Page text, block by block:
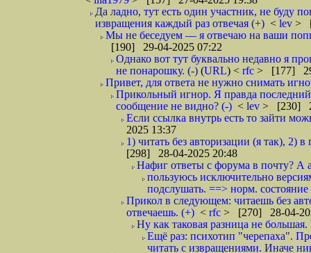
Да ладно, тут есть один участник, не буду
извращения каждый раз отвечая (+) < lev >
Мы не беседуем — я отвечаю на ваши
[190] 29-04-2025 07:22
Однако вот тут буквально недавно я
не понарошку. (-) (URL) < rfc > [177]
Привет, для ответа не нужно снимать
Прикольный игнор. Я правда последний
сообщение не видно? (-) < lev > [230]
Если ссылка внутрь есть то зайти
2025 13:37
1) читать без авторизации (я так), 2)
[298] 28-04-2025 20:48
Нафиг ответы с форума в почту? А
пользуюсь исключительно
подслушать. ==> норм.
Прикол в следующем: читаешь без
отвечаешь. (+) < rfc > [270] 28-04-
Ну как таковая разница не
Ещё раз: психотип "черепаха".
читать с извращениями. Иначе